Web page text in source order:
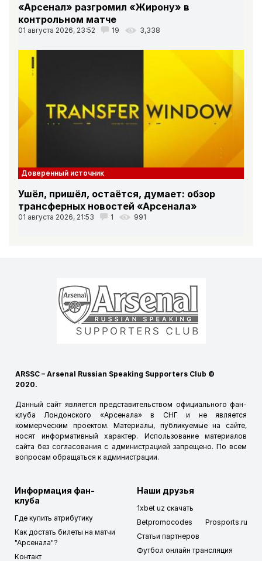
«Арсенал» разгромил «Жирону» в
контрольном матче
01 августа 2026, 23:52 19 3,338
Доверенный источник
Ушёл, пришёл, остаётся, думает: обзор
трансферных новостей «Арсенала»
01 августа 2026, 21:53 1 991
ARSSC – Arsenal Russian Speaking Supporters Club ©
2020.
Данный сайт является представительством официального фан-
клуба Лондонского «Арсенала» в СНГ и не является
коммерческим проектом. Материалы, публикуемые на сайте,
носят информативный характер. Использование материалов
сайта без согласования с администрацией запрещено. По всем
вопросам обращаться к администрации.
Информация фан-
клуба
Где купить атрибутику
Как достать билеты на матчи
"Арсенала"?
Контакт
Наши друзья
1xbet uz скачать
Betpromocodes
Prosports.ru
Статьи партнеров
Футбол онлайн трансляция